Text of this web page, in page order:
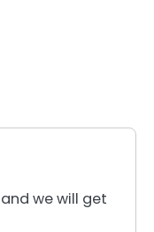
we will get